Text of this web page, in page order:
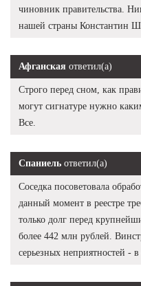
чиновник правительства.
нашей страны Константин
Афганская ответил(а)
Строго перед сном, как
могут сигнатуре нужно
Все.
Спаниель ответил(а)
Соседка посоветовала
данный момент в реестре
только долг перед
более 442 млн рублей.
серьезных неприятностей - в